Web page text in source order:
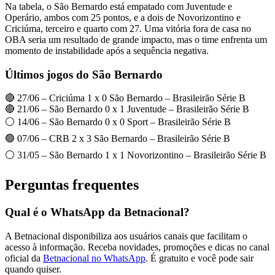
Na tabela, o São Bernardo está empatado com Juventude e
Operário, ambos com 25 pontos, e a dois de Novorizontino e
Criciúma, terceiro e quarto com 27. Uma vitória fora de casa no
OBA seria um resultado de grande impacto, mas o time enfrenta um
momento de instabilidade após a sequência negativa.
Últimos jogos do São Bernardo
🔴 27/06 – Criciúma 1 x 0 São Bernardo – Brasileirão Série B
🔴 21/06 – São Bernardo 0 x 1 Juventude – Brasileirão Série B
⚪ 14/06 – São Bernardo 0 x 0 Sport – Brasileirão Série B
🟢 07/06 – CRB 2 x 3 São Bernardo – Brasileirão Série B
⚪ 31/05 – São Bernardo 1 x 1 Novorizontino – Brasileirão Série B
Perguntas frequentes
Qual é o WhatsApp da Betnacional?
A Betnacional disponibiliza aos usuários canais que facilitam o
acesso à informação. Receba novidades, promoções e dicas no canal
oficial da Betnacional no WhatsApp. É gratuito e você pode sair
quando quiser.